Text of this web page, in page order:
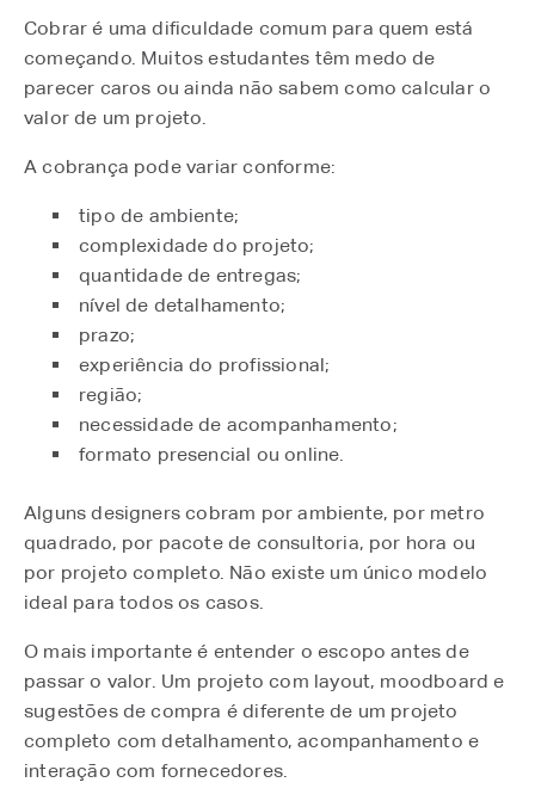
Cobrar é uma dificuldade comum para quem está
começando. Muitos estudantes têm medo de
parecer caros ou ainda não sabem como calcular o
valor de um projeto.
A cobrança pode variar conforme:
tipo de ambiente;
complexidade do projeto;
quantidade de entregas;
nível de detalhamento;
prazo;
experiência do profissional;
região;
necessidade de acompanhamento;
formato presencial ou online.
Alguns designers cobram por ambiente, por metro
quadrado, por pacote de consultoria, por hora ou
por projeto completo. Não existe um único modelo
ideal para todos os casos.
O mais importante é entender o escopo antes de
passar o valor. Um projeto com layout, moodboard e
sugestões de compra é diferente de um projeto
completo com detalhamento, acompanhamento e
interação com fornecedores.